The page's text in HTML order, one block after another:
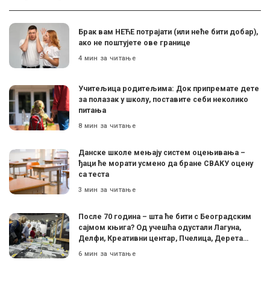
Брак вам НЕЋЕ потрајати (или неће бити добар),
ако не поштујете ове границе
4 мин за читање
Учитељица родитељима: Док припремате дете
за полазак у школу, поставите себи неколико
питања
8 мин за читање
Данске школе мењају систем оцењивања –
ђаци ће морати усмено да бране СВАКУ оцену
са теста
3 мин за читање
После 70 година – шта ће бити с Београдским
сајмом књига? Од учешћа одустали Лагуна,
Делфи, Креативни центар, Пчелица, Дерета…
6 мин за читање